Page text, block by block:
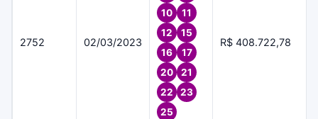
2752 02/03/2023
10
11
12
15
16
17
20
21
22
23
25
R$ 408.722,78